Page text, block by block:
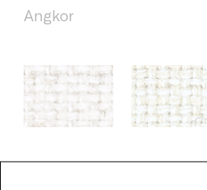
Angkor